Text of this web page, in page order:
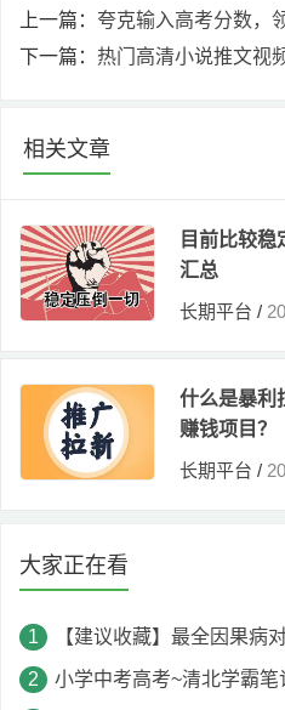
上一篇： 夸克输入高考分数，领取
下一篇： 热门高清小说推文视频
相关文章
目前比较
汇总
长期平台 /
什么是暴利
赚钱项目？
长期平台 /
大家正在看
【建议收藏】最全因果病
小学中考高考~清北学霸